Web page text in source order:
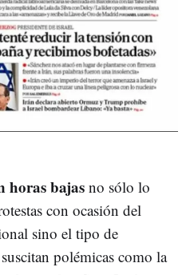
horas bajas no sólo lo
con ocasión del
sino el tipo de
polémicas como la